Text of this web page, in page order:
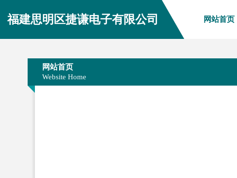
福建思明区捷谦电子有限公司 网站首页
网站首页
Website Home